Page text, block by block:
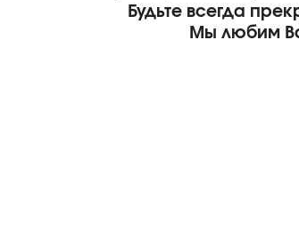
Будьте всегда
Мы любим